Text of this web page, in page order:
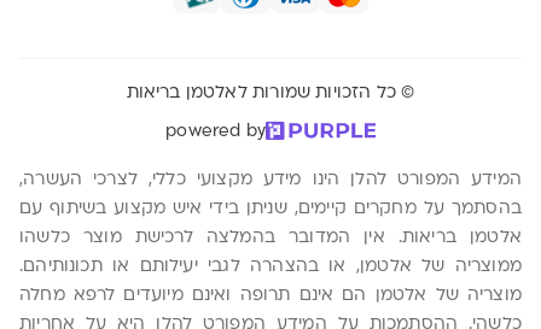
© כל הזכויות שמורות לאלטמן בריאות
powered by
המידע המפורט להלן הינו מידע מקצועי כללי, לצרכי העשרה,
בהסתמך על מחקרים קיימים, שניתן בידי איש מקצוע בשיתוף עם
אלטמן בריאות. אין המדובר בהמלצה לרכישת מוצר כלשהו
ממוצריה של אלטמן, או בהצהרה לגבי יעילותם או תכונותיהם.
מוצריה של אלטמן הם אינם תרופה ואינם מיועדים לרפא מחלה
כלשהי. ההסתמכות על המידע המפורט להלן היא על אחריות